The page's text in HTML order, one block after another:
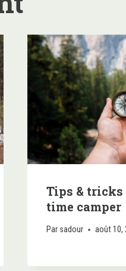
Tips &
time camper
Par sadour août 10,